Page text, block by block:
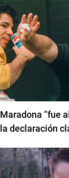
Maradona “fue
la declaración